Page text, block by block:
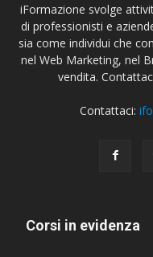
iFormazione svolge
di professionisti e
sia come individui che
nel Web Marketing, nel
vendita.
Contattaci:
Corsi in evidenza